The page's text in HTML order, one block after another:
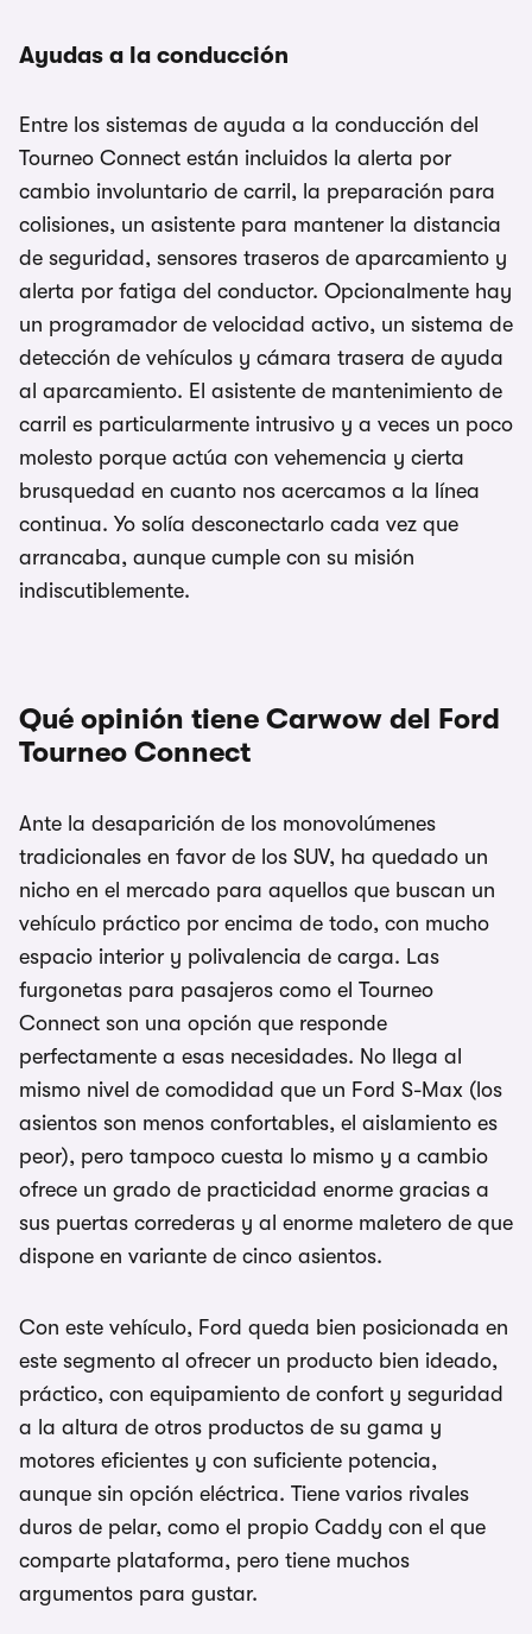
Ayudas a la conducción
Entre los sistemas de ayuda a la conducción del
Tourneo Connect están incluidos la alerta por
cambio involuntario de carril, la preparación para
colisiones, un asistente para mantener la distancia
de seguridad, sensores traseros de aparcamiento y
alerta por fatiga del conductor. Opcionalmente hay
un programador de velocidad activo, un sistema de
detección de vehículos y cámara trasera de ayuda
al aparcamiento. El asistente de mantenimiento de
carril es particularmente intrusivo y a veces un poco
molesto porque actúa con vehemencia y cierta
brusquedad en cuanto nos acercamos a la línea
continua. Yo solía desconectarlo cada vez que
arrancaba, aunque cumple con su misión
indiscutiblemente.
Qué opinión tiene Carwow del Ford
Tourneo Connect
Ante la desaparición de los monovolúmenes
tradicionales en favor de los SUV, ha quedado un
nicho en el mercado para aquellos que buscan un
vehículo práctico por encima de todo, con mucho
espacio interior y polivalencia de carga. Las
furgonetas para pasajeros como el Tourneo
Connect son una opción que responde
perfectamente a esas necesidades. No llega al
mismo nivel de comodidad que un Ford S-Max (los
asientos son menos confortables, el aislamiento es
peor), pero tampoco cuesta lo mismo y a cambio
ofrece un grado de practicidad enorme gracias a
sus puertas correderas y al enorme maletero de que
dispone en variante de cinco asientos.
Con este vehículo, Ford queda bien posicionada en
este segmento al ofrecer un producto bien ideado,
práctico, con equipamiento de confort y seguridad
a la altura de otros productos de su gama y
motores eficientes y con suficiente potencia,
aunque sin opción eléctrica. Tiene varios rivales
duros de pelar, como el propio Caddy con el que
comparte plataforma, pero tiene muchos
argumentos para gustar.